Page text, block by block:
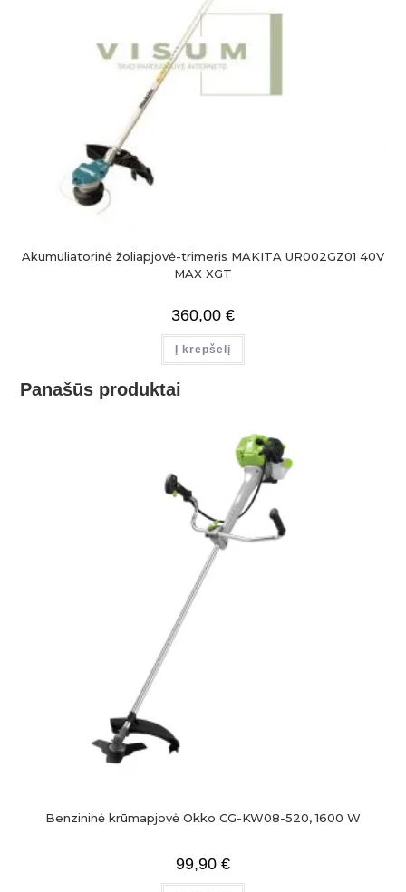
Akumuliatorinė žoliapjovė-trimeris MAKITA UR002GZ01 40V
MAX XGT
360,00 €
Į krepšelį
Panašūs produktai
Benzininė krūmapjovė Okko CG-KW08-520, 1600 W
99,90 €